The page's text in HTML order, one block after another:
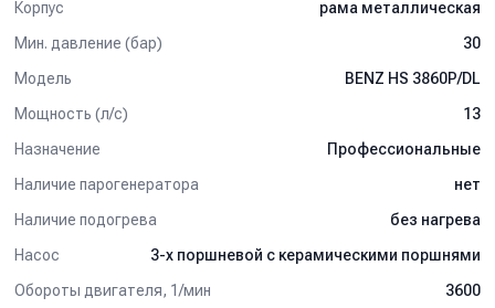
Корпус
рама металлическая
Мин. давление (бар)
30
Модель
BENZ HS 3860P/DL
Мощность (л/с)
13
Назначение
Профессиональные
Наличие парогенератора
нет
Наличие подогрева
без нагрева
Насос
3-х поршневой c керамическими поршнями
Обороты двигателя, 1/мин
3600